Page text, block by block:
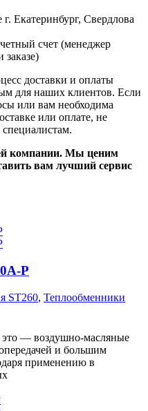
Екатеринбург, Свердлова
счет (менеджер
заказе)
доставки и оплаты
для наших клиентов. Если
или вам необходима
или оплате, не
компании. Мы ценим
вам лучший сервис
P
ST260, Теплообменники
— воздушно-масляные
и большим
применению в